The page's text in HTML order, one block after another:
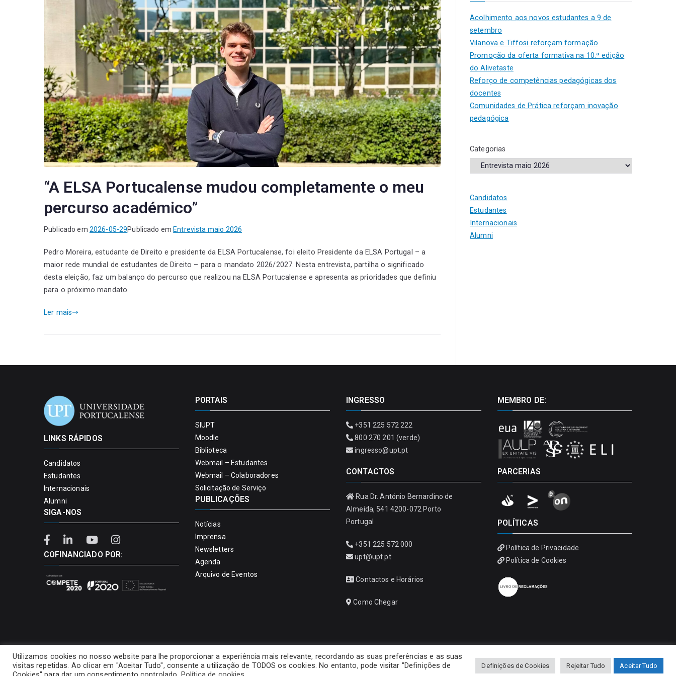
“A ELSA Portucalense mudou completamente o meu
percurso académico”
Publicado em 2026-05-29Publicado emEntrevista maio 2026
Pedro Moreira, estudante de Direito e presidente da ELSA Portucalense, foi eleito Presidente da ELSA Portugal – a
maior rede mundial de estudantes de Direito – para o mandato 2026/2027. Nesta entrevista, partilha o significado
desta eleição, faz um balanço do percurso que realizou na ELSA Portucalense e apresenta as prioridades que definiu
para o próximo mandato.
Ler mais
Acolhimento aos novos estudantes a 9 de
setembro
Vilanova e Tiffosi reforçam formação
Promoção da oferta formativa na 10.ª edição
do Alivetaste
Reforço de competências pedagógicas dos
docentes
Comunidades de Prática reforçam inovação
pedagógica
Categorias
Candidatos
Estudantes
Internacionais
Alumni
LINKS RÁPIDOS
Candidatos
Estudantes
Internacionais
Alumni
SIGA-NOS
COFINANCIADO POR:
PORTAIS
SIUPT
Moodle
Biblioteca
Webmail – Estudantes
Webmail – Colaboradores
Solicitação de Serviço
PUBLICAÇÕES
Notícias
Imprensa
Newsletters
Agenda
Arquivo de Eventos
INGRESSO
+351 225 572 222
800 270 201 (verde)
ingresso@upt.pt
CONTACTOS
Rua Dr. António Bernardino de
Almeida, 541 4200-072 Porto
Portugal
+351 225 572 000
upt@upt.pt
Contactos e Horários
Como Chegar
MEMBRO DE:
PARCERIAS
POLÍTICAS
Política de Privacidade
Política de Cookies
Copyright © 2026Universidade Portucalense – Infante D. Henrique
Utilizamos cookies no nosso website para lhe proporcionar a experiência mais relevante, recordando as suas preferências e as suas
visitas repetidas. Ao clicar em "Aceitar Tudo", consente a utilização de TODOS os cookies. No entanto, pode visitar "Definições de
Definições de Cookies Rejeitar Tudo Aceitar Tudo